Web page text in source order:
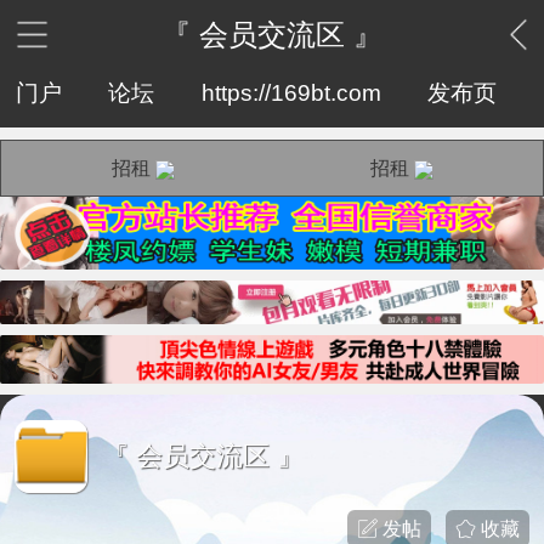
『 会员交流区 』
门户 论坛 https://169bt.com 发布页
招租 招租
『 会员交流区 』
收藏
发帖